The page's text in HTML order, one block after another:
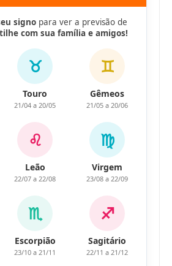
signo para ver a previsão de
com sua família e amigos!
♉
Touro
21/04 a 20/05
♊
Gêmeos
21/05 a 20/06
♌
Leão
22/07 a 22/08
♍
Virgem
23/08 a 22/09
♏
Escorpião
23/10 a 21/11
♐
Sagitário
22/11 a 21/12